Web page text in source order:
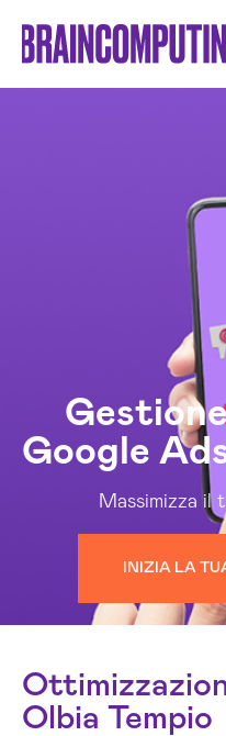
Google
Massimizza il
INIZIA LA
Olbia Tempio